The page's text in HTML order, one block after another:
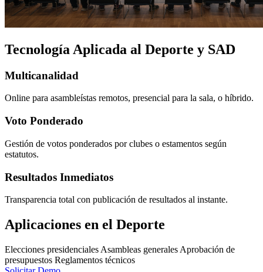
Tecnología Aplicada al Deporte y SAD
Multicanalidad
Online para asambleístas remotos, presencial para la sala, o híbrido.
Voto Ponderado
Gestión de votos ponderados por clubes o estamentos según
estatutos.
Resultados Inmediatos
Transparencia total con publicación de resultados al instante.
Aplicaciones en el Deporte
Elecciones presidenciales Asambleas generales Aprobación de
presupuestos Reglamentos técnicos